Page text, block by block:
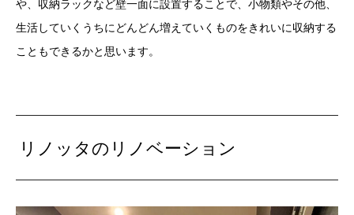
や、収納ラックなど壁一面に設置することで、小物類やその他、
生活していくうちにどんどん増えていくものをきれいに収納する
こともできるかと思います。
リノッタのリノベーション